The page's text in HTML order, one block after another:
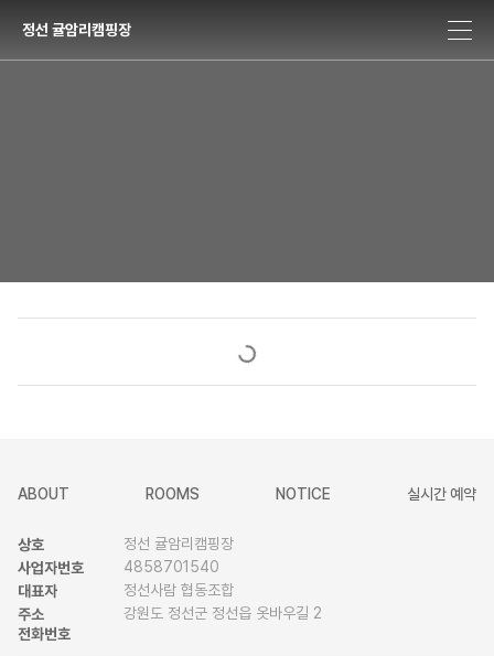
정선 귤암리캠핑장
Loading...
ABOUT ROOMS NOTICE 실시간 예약
상호
정선 귤암리캠핑장
사업자번호
4858701540
대표자
정선사람 협동조합
주소
강원도 정선군 정선읍 옷바우길 2
전화번호